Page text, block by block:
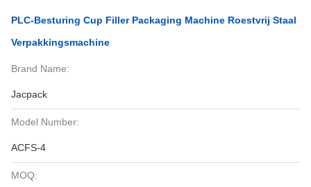
PLC-Besturing Cup Filler Packaging Machine Roestvrij Staal
Verpakkingsmachine
Brand Name:
Jacpack
Model Number:
ACFS-4
MOQ: